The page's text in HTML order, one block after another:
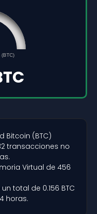
(BTC)
Bitcoin (BTC)
transacciones no
Virtual de 456
total de 0.156 BTC
horas.